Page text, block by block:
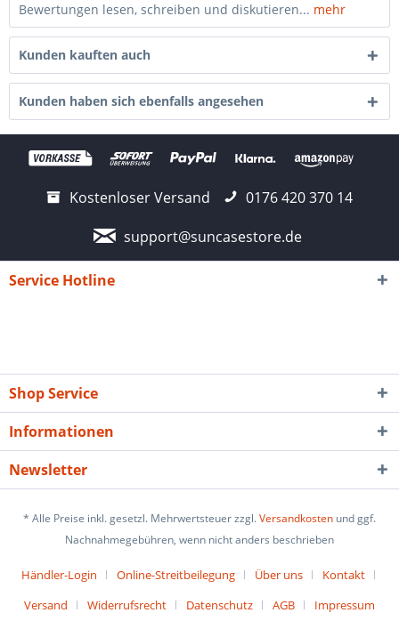
Bewertungen lesen, schreiben und diskutieren... mehr
Kunden kauften auch
Kunden haben sich ebenfalls angesehen
Kostenloser Versand
0176 420 370 14
support@suncasestore.de
Service Hotline
Shop Service
Informationen
Newsletter
* Alle Preise inkl. gesetzl. Mehrwertsteuer zzgl.Versandkosten und ggf.
Nachnahmegebühren, wenn nicht anders beschrieben
Händler-Login Online-Streitbeilegung Über uns
Kontakt
Versand
Widerrufsrecht Datenschutz AGB Impressum